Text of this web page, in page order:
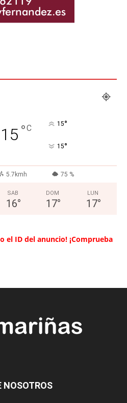
15 °C 15°
15°
5.7kmh 75 %
SAB
16°
DOM
17°
LUN
17°
el ID del anuncio! ¡Comprueba
NOSOTROS